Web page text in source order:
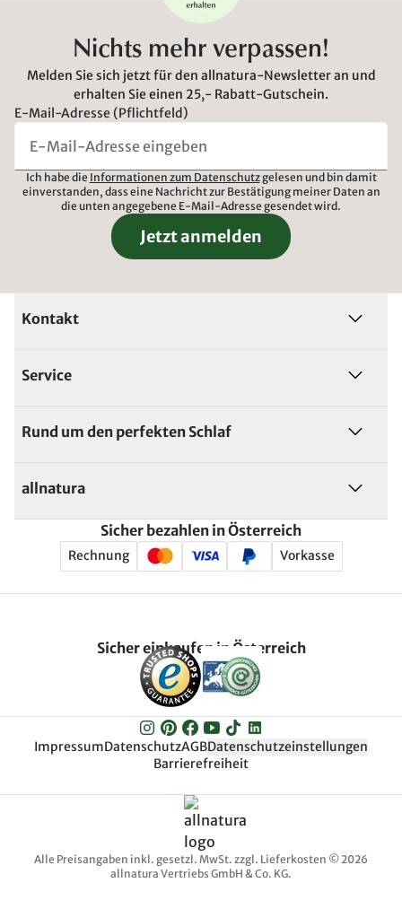
Nichts mehr verpassen!
Melden Sie sich jetzt für den allnatura-Newsletter an und
erhalten Sie einen 25,- Rabatt-Gutschein.
E-Mail-Adresse (Pflichtfeld)
Ich habe die Informationen zum Datenschutzgelesen und bin damit
einverstanden, dass eine Nachricht zur Bestätigung meiner Daten an
die unten angegebene E-Mail-Adresse gesendet wird.
Jetzt anmelden
Kontakt
Service
Rund um den perfekten Schlaf
allnatura
Sicher bezahlen in Österreich
Rechnung Vorkasse
Sicher einkaufen in Österreich
ImpressumDatenschutzAGBDatenschutzeinstellungen
Barrierefreiheit
Alle Preisangaben inkl. gesetzl. MwSt. zzgl. Lieferkosten © 2026
allnatura Vertriebs GmbH & Co. KG.